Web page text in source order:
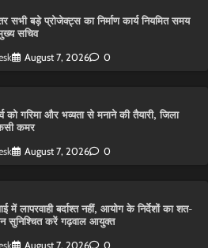
सभी बड़े प्रोजेक्ट्स का निर्माण कार्य नियमित समय
सचिव
August 7, 2026 0
को गरिमा और भव्यता से मनाने की तैयारी, जिला
कमर
August 7, 2026 0
में लापरवाही बर्दाश्त नहीं, आयोग के निर्देशों का शत-
सुनिश्चित करें गढ़वाल आयुक्त
August 7, 2026 0